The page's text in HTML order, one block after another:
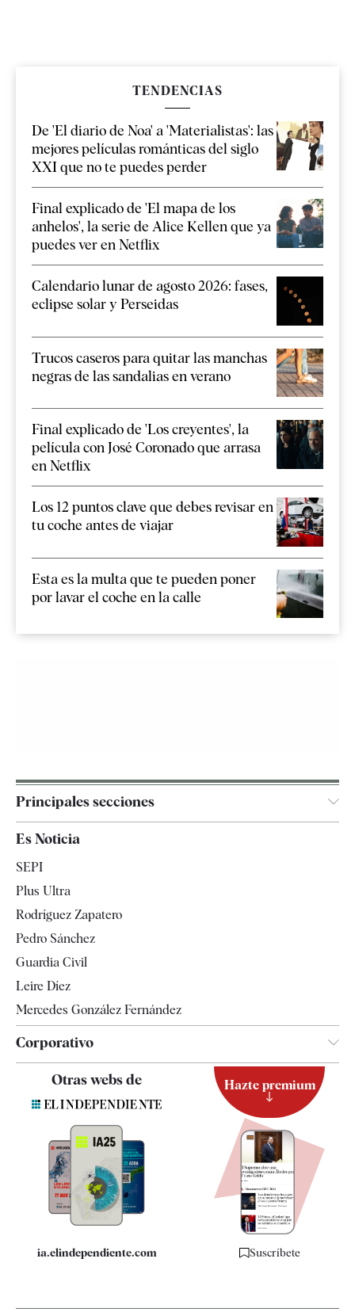
TENDENCIAS
De 'El diario de Noa' a 'Materialistas': las
mejores películas románticas del siglo
XXI que no te puedes perder
Final explicado de 'El mapa de los
anhelos', la serie de Alice Kellen que ya
puedes ver en Netflix
Calendario lunar de agosto 2026: fases,
eclipse solar y Perseidas
Trucos caseros para quitar las manchas
negras de las sandalias en verano
Final explicado de 'Los creyentes', la
película con José Coronado que arrasa
en Netflix
Los 12 puntos clave que debes revisar en
tu coche antes de viajar
Esta es la multa que te pueden poner
por lavar el coche en la calle
Principales secciones
España
Televisión
Es Noticia
SEPI
Plus Ultra
Rodríguez Zapatero
Pedro Sánchez
Guardia Civil
Leire Díez
Mercedes González Fernández
Corporativo
Contacto
Quiénes somos
Especificaciones
Otras webs de
ia.elindependiente.com
Hazte premium
Suscríbete